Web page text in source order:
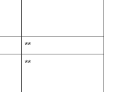
**
**